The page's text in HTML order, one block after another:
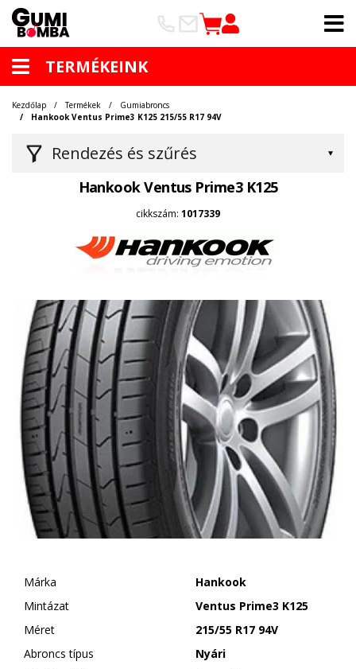
TERMÉKEINK
Rendezés és szűrés
Kezdőlap Termékek
Gumiabroncs
Hankook Ventus Prime3 K125 215/55 R17 94V
Hankook Ventus Prime3 K125
cikkszám: 1017339
Márka
Hankook
Mintázat
Ventus Prime3 K125
Méret
215/55 R17 94V
Abroncs típus
Nyári